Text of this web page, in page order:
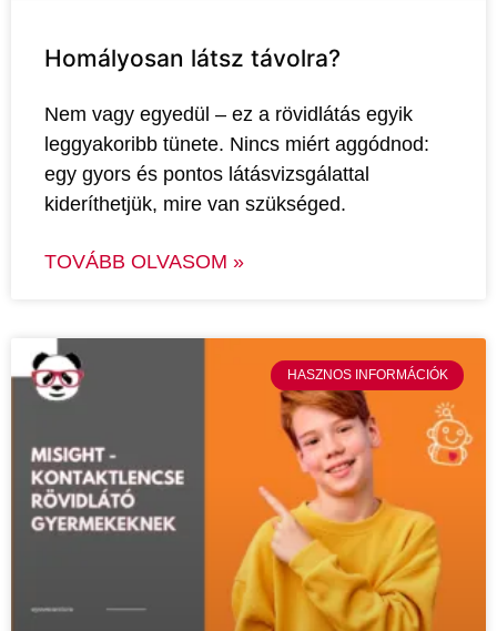
Homályosan látsz távolra?
Nem vagy egyedül – ez a rövidlátás egyik
leggyakoribb tünete. Nincs miért aggódnod:
egy gyors és pontos látásvizsgálattal
kideríthetjük, mire van szükséged.
TOVÁBB OLVASOM »
HASZNOS INFORMÁCIÓK